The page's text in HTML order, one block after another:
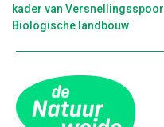
kader van Versnellingsspoor
Biologische landbouw